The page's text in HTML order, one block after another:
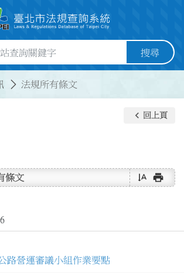
鍵字欄位 搜尋
法規所有條文
keyboard_arrow_left 回上頁
條文 text_rotate_vertical print
路營運審議小組作業要點